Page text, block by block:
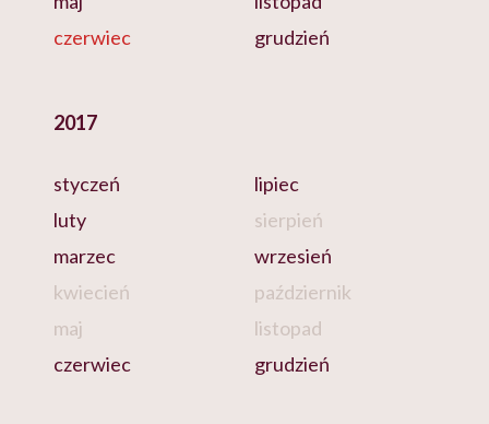
czerwiec
grudzień
2017
styczeń
luty
marzec
kwiecień
maj
czerwiec
lipiec
sierpień
wrzesień
październik
listopad
grudzień